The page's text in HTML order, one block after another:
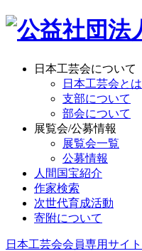
日本工芸会について
日本工芸会とは
支部について
部会について
展覧会/公募情報
展覧会一覧
公募情報
人間国宝紹介
作家検索
次世代育成活動
寄附について
日本工芸会会員専用サイト